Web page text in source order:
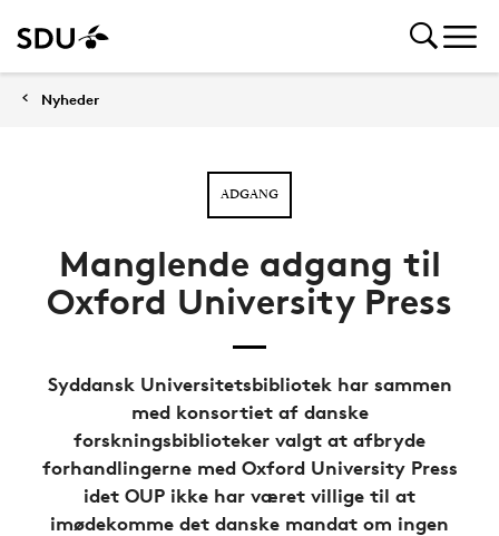
Nyheder
ADGANG
Manglende adgang til
Oxford University Press
Syddansk Universitetsbibliotek har sammen
med konsortiet af danske
forskningsbiblioteker valgt at afbryde
forhandlingerne med Oxford University Press
idet OUP ikke har været villige til at
imødekomme det danske mandat om ingen